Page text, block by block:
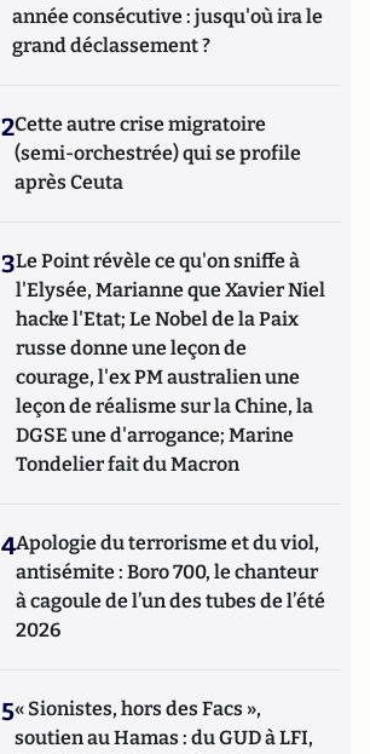
année consécutive : jusqu'où ira le
grand déclassement ?
2Cette autre crise migratoire
(semi-orchestrée) qui se profile
après Ceuta
3Le Point révèle ce qu'on sniffe à
l'Elysée, Marianne que Xavier Niel
hacke l'Etat; Le Nobel de la Paix
russe donne une leçon de
courage, l'ex PM australien une
leçon de réalisme sur la Chine, la
DGSE une d'arrogance; Marine
Tondelier fait du Macron
4Apologie du terrorisme et du viol,
antisémite : Boro 700, le chanteur
à cagoule de l’un des tubes de l’été
2026
5« Sionistes, hors des Facs »,
soutien au Hamas : du GUD à LFI,